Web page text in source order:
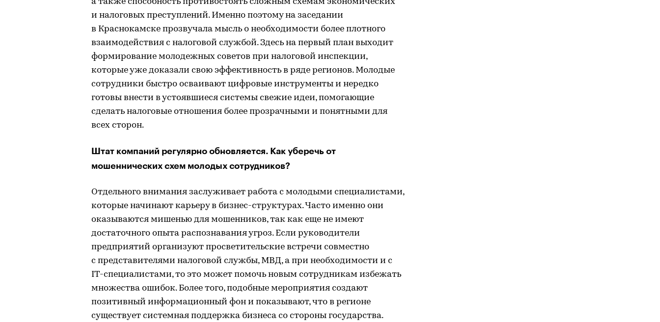
и налоговых преступлений. Именно поэтому на заседании
в Краснокамске прозвучала мысль о необходимости более плотного
взаимодействия с налоговой службой. Здесь на первый план выходит
формирование молодежных советов при налоговой инспекции,
которые уже доказали свою эффективность в ряде регионов. Молодые
сотрудники быстро осваивают цифровые инструменты и нередко
готовы внести в устоявшиеся системы свежие идеи, помогающие
сделать налоговые отношения более прозрачными и понятными для
всех сторон.
Штат компаний регулярно обновляется. Как уберечь от
мошеннических схем молодых сотрудников?
Отдельного внимания заслуживает работа с молодыми специалистами,
которые начинают карьеру в бизнес-структурах. Часто именно они
оказываются мишенью для мошенников, так как еще не имеют
достаточного опыта распознавания угроз. Если руководители
предприятий организуют просветительские встречи совместно
с представителями налоговой службы, МВД, а при необходимости и с
IT-специалистами, то это может помочь новым сотрудникам избежать
множества ошибок. Более того, подобные мероприятия создают
позитивный информационный фон и показывают, что в регионе
существует системная поддержка бизнеса со стороны государства.